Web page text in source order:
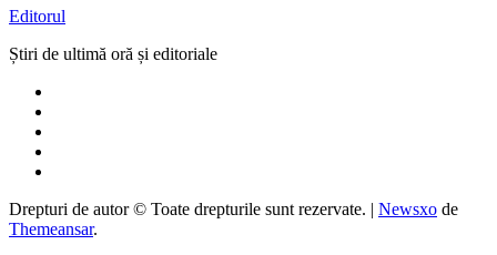
Editorul
Știri de ultimă oră și editoriale
Drepturi de autor © Toate drepturile sunt rezervate. | Newsxo de
Themeansar.